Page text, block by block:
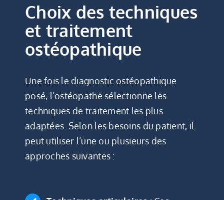
Choix des techniques
et traitement
ostéopathique
Une fois le diagnostic ostéopathique
posé, l’ostéopathe sélectionne les
techniques de traitement les plus
adaptées. Selon les besoins du patient, il
peut utiliser l’une ou plusieurs des
approches suivantes :